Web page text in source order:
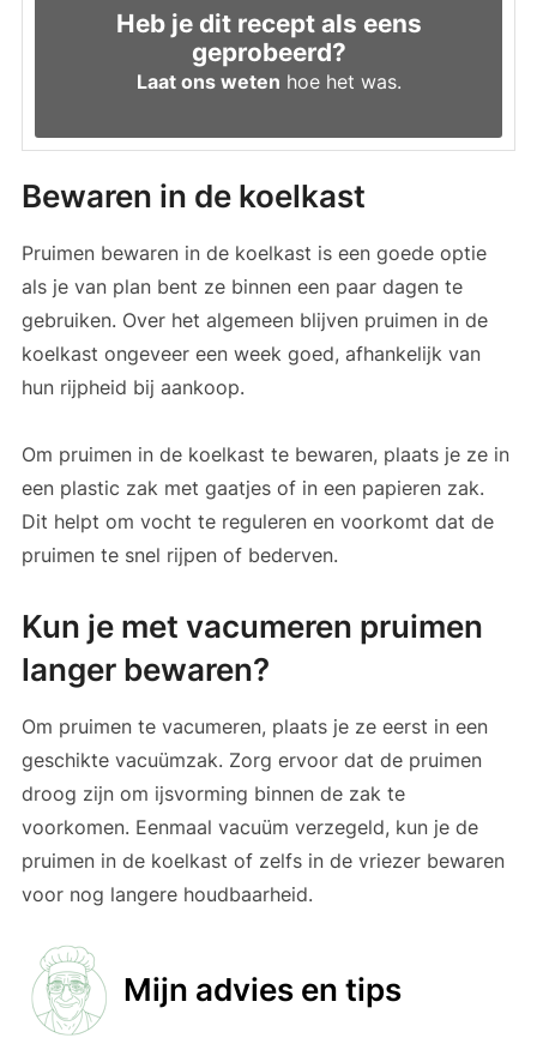
Heb je dit recept als eens
geprobeerd?
Laat ons weten hoe het was.
Bewaren in de koelkast
Pruimen bewaren in de koelkast is een goede optie
als je van plan bent ze binnen een paar dagen te
gebruiken. Over het algemeen blijven pruimen in de
koelkast ongeveer een week goed, afhankelijk van
hun rijpheid bij aankoop.
Om pruimen in de koelkast te bewaren, plaats je ze in
een plastic zak met gaatjes of in een papieren zak.
Dit helpt om vocht te reguleren en voorkomt dat de
pruimen te snel rijpen of bederven.
Kun je met vacumeren pruimen
langer bewaren?
Om pruimen te vacumeren, plaats je ze eerst in een
geschikte vacuümzak. Zorg ervoor dat de pruimen
droog zijn om ijsvorming binnen de zak te
voorkomen. Eenmaal vacuüm verzegeld, kun je de
pruimen in de koelkast of zelfs in de vriezer bewaren
voor nog langere houdbaarheid.
Mijn advies en tips